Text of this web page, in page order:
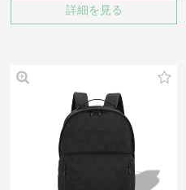
詳細を見る